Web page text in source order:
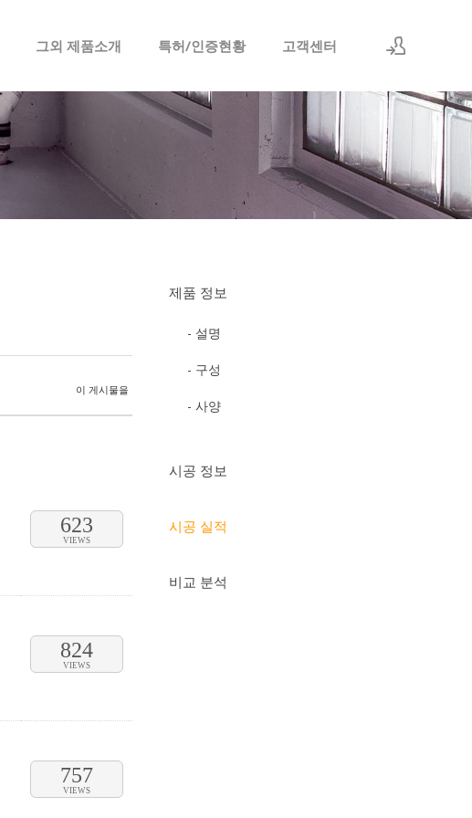
로그인
회원가입
그외 제품소개 특허/인증현황 고객센터
제품 정보
- 설명
- 구성
- 사양
시공 정보
시공 실적
비교 분석
이 게시물을
623
VIEWS
824
VIEWS
757
VIEWS